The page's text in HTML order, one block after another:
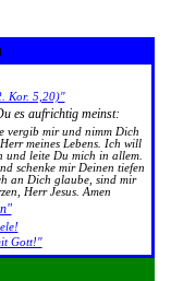
Kor. 5,20)"
es aufrichtig meinst:
vergib mir und nimm Dich
meines Lebens. Ich will
leite Du mich in allem.
schenke mir Deinen tiefen
an Dich glaube, sind mir
Herr Jesus. Amen
Gott!"